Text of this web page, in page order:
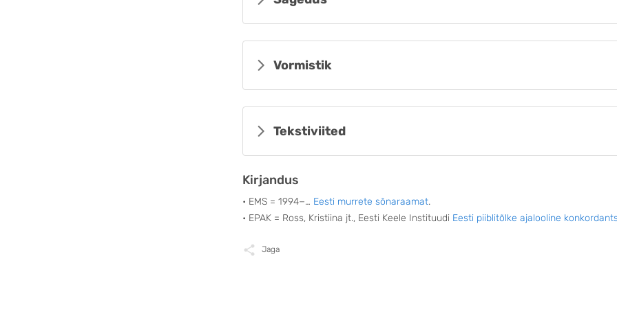
Vormistik
Tekstiviited
Kirjandus
• EMS = 1994−… Eesti murrete sõnaraamat.
• EPAK = Ross, Kristiina jt., Eesti Keele Instituudi Eesti piiblitõlke ajalooline
Jaga